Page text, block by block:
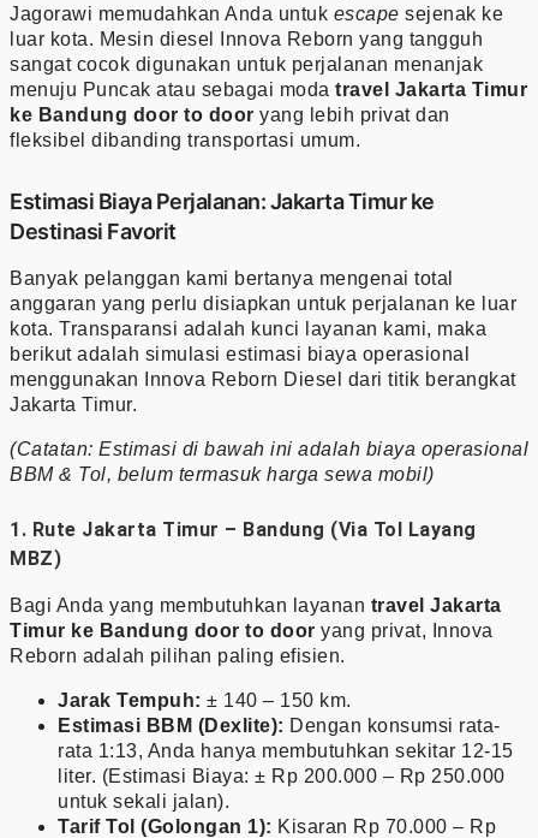
Jagorawi memudahkan Anda untuk escape sejenak ke
luar kota. Mesin diesel Innova Reborn yang tangguh
sangat cocok digunakan untuk perjalanan menanjak
menuju Puncak atau sebagai moda travel Jakarta Timur
ke Bandung door to door yang lebih privat dan
fleksibel dibanding transportasi umum.
Estimasi Biaya Perjalanan: Jakarta Timur ke
Destinasi Favorit
Banyak pelanggan kami bertanya mengenai total
anggaran yang perlu disiapkan untuk perjalanan ke luar
kota. Transparansi adalah kunci layanan kami, maka
berikut adalah simulasi estimasi biaya operasional
menggunakan Innova Reborn Diesel dari titik berangkat
Jakarta Timur.
(Catatan: Estimasi di bawah ini adalah biaya operasional
BBM & Tol, belum termasuk harga sewa mobil)
1. Rute Jakarta Timur – Bandung (Via Tol Layang
MBZ)
Bagi Anda yang membutuhkan layanan travel Jakarta
Timur ke Bandung door to door yang privat, Innova
Reborn adalah pilihan paling efisien.
Jarak Tempuh: ± 140 – 150 km.
Estimasi BBM (Dexlite): Dengan konsumsi rata-
rata 1:13, Anda hanya membutuhkan sekitar 12-15
liter. (Estimasi Biaya: ± Rp 200.000 – Rp 250.000
untuk sekali jalan).
Tarif Tol (Golongan 1): Kisaran Rp 70.000 – Rp